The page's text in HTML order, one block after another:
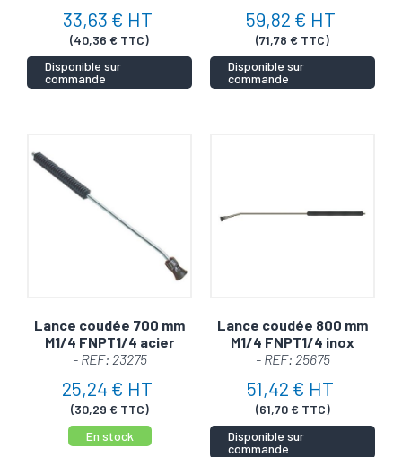
33,63 € HT
(40,36 € TTC)
Disponible sur
commande
59,82 € HT
(71,78 € TTC)
Disponible sur
commande
Lance coudée 700 mm
M1/4 FNPT1/4 acier
- REF: 23275
25,24 € HT
(30,29 € TTC)
En stock
Lance coudée 800 mm
M1/4 FNPT1/4 inox
- REF: 25675
51,42 € HT
(61,70 € TTC)
Disponible sur
commande